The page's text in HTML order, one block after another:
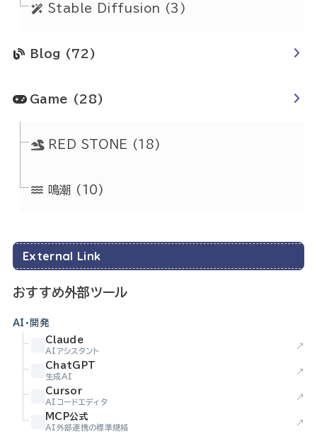
Stable Diffusion (3)
Blog (72)
Game (28)
RED STONE (18)
鳴潮 (10)
External Link
おすすめ外部ツール
AI・開発
Claude
AIアシスタント
↗
ChatGPT
生成AI
↗
Cursor
AIコードエディタ
↗
MCP公式
AI外部連携の標準規格
↗